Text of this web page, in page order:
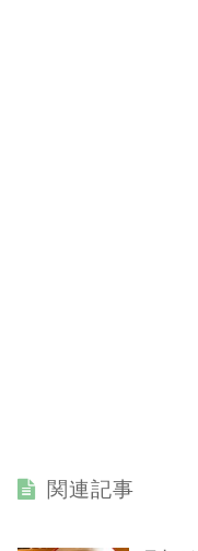
関連記事